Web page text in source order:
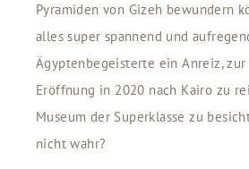
Pyramiden von Gizeh bewundern
alles super spannend und
Ägyptenbegeisterte ein Anreiz,
Eröffnung in 2020 nach Kairo zu
Museum der Superklasse zu
nicht wahr?